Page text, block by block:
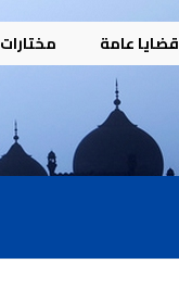
قضايا عامة مختارات